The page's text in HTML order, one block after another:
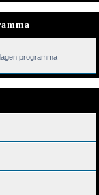
programma